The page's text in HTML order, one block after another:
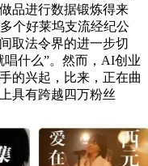
品进行数据锻炼得来
个好莱坞支流经纪公
取法令界的进一步切
什么”。然而，AI创业
的兴起，比来，正在曲
具有跨越四万粉丝